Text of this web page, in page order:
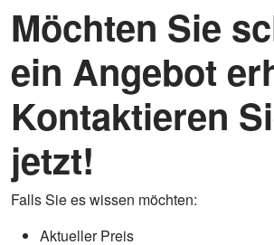
Möchten Sie
ein Angebot
Kontaktieren
jetzt!
Falls Sie es wissen möchten:
Aktueller Preis